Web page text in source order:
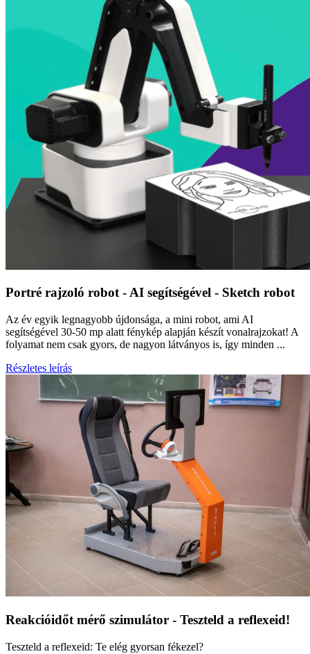
Portré rajzoló robot - AI segítségével - Sketch robot
Az év egyik legnagyobb újdonsága, a mini robot, ami AI
segítségével 30-50 mp alatt fénykép alapján készít vonalrajzokat! A
folyamat nem csak gyors, de nagyon látványos is, így minden ...
Részletes leírás
Reakcióidőt mérő szimulátor - Teszteld a reflexeid!
Teszteld a reflexeid: Te elég gyorsan fékezel?